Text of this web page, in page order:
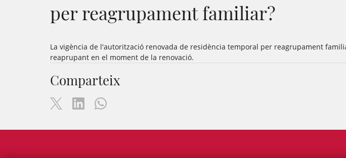
per reagrupament familiar?
La vigència de l'autorització renovada de residència temporal per reagrupament
reaprupant en el moment de la renovació.
Comparteix